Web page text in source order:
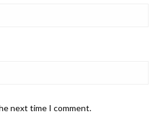
next time I comment.